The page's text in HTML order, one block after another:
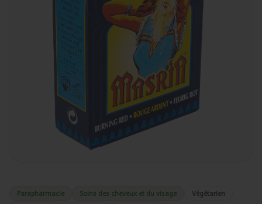
Parapharmacie Soins des cheveux et du visage
Végétarien